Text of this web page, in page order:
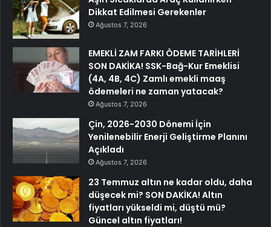
Dikkat Edilmesi Gerekenler
Ağustos 7, 2026
EMEKLİ ZAM FARKI ÖDEME TARİHLERİ
SON DAKİKA! SSK-Bağ-Kur Emeklisi
(4A, 4B, 4C) Zamlı emekli maaş
ödemeleri ne zaman yatacak?
Ağustos 7, 2026
Çin, 2026-2030 Dönemi İçin
Yenilenebilir Enerji Geliştirme Planını
Açıkladı
Ağustos 7, 2026
23 Temmuz altın ne kadar oldu, daha
düşecek mi? SON DAKİKA! Altın
fiyatları yükseldi mi, düştü mü?
Güncel altın fiyatları!